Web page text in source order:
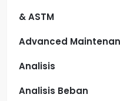
& ASTM
Advanced
Analisis
Analisis Beban